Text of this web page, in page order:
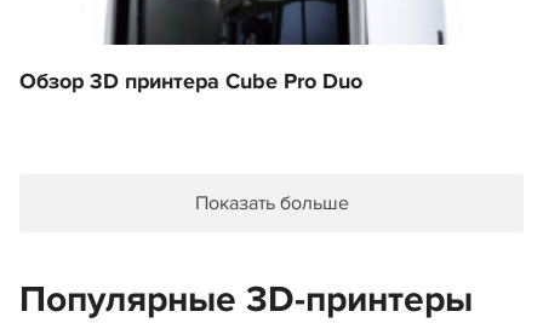
Обзор 3D принтера Cube Pro Duo
Показать больше
Популярные 3D-принтеры